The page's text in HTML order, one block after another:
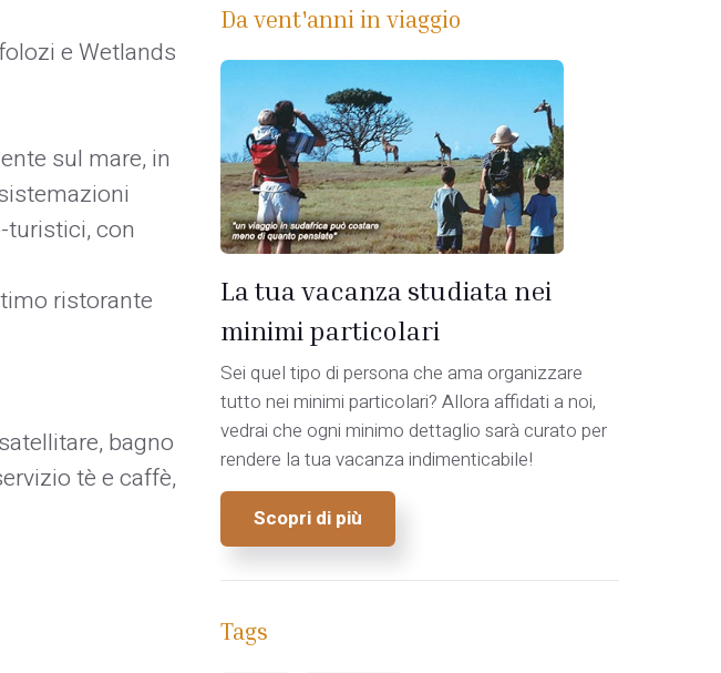
e Wetlands
sul mare, in
turistici, con
ristorante
bagno
tè e caffè,
Da vent'anni in viaggio
La tua vacanza studiata nei
minimi particolari
Sei quel tipo di persona che ama organizzare
tutto nei minimi particolari? Allora affidati a noi,
vedrai che ogni minimo dettaglio sarà curato per
rendere la tua vacanza indimenticabile!
Scopri di più
Tags